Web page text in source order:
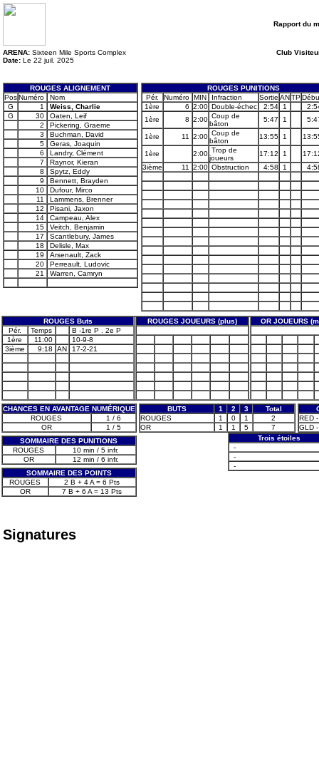
Rapport du
ARENA: Sixteen Mile Sports Complex
Date: Le 22 juil. 2025
Club
ROUGES ALIGNEMENT
PosNuméro
Nom
G
1
Weiss, Charlie
G
30
Oaten, Leif
2
Pickering, Graeme
3
Buchman, David
5
Geras, Joaquin
6
Landry, Clément
7
Raynor, Kieran
8
Spytz, Eddy
9
Bennett, Brayden
10
Dufour, Mirco
11
Lammens, Brenner
12
Pisani, Jaxon
14
Campeau, Alex
15
Veitch, Benjamin
17
Scantlebury, James
18
Delisle, Max
19
Arsenault, Zack
20
Perreault, Ludovic
21
Warren, Camryn
ROUGES PUNITIONS
Pér.
Numéro MIN Infraction Sortie ANTP
1ère
6 2:00 Double-échec 2:54 1
1ère
8 2:00 Coup de
bâton
5:47 1
1ère 11 2:00 Coup de
bâton
13:55 1
1ère 2:00 Trop de
joueurs
17:12 1
3ième
11 2:00 Obstruction 4:58 1
ROUGES Buts ROUGES JOUEURS (plus)
OR JOUEURS
Pér.
Temps
B -1re P . 2e P
1ère
11:00
10-9-8
3ième
9:18 AN 17-2-21
CHANCES EN AVANTAGE NUMÉRIQUE
ROUGES
1 / 6
OR
1 / 5
SOMMAIRE DES PUNITIONS
ROUGES
10 min / 5 infr.
OR
12 min / 6 infr.
SOMMAIRE DES POINTS
ROUGES
2 B + 4 A = 6 Pts
OR
7 B + 6 A = 13 Pts
BUTS 1 2 3
Total
ROUGES
1 0 1
2
OR
1 1 5 7
RED
GLD
Trois étoiles
-
-
-
Signatures